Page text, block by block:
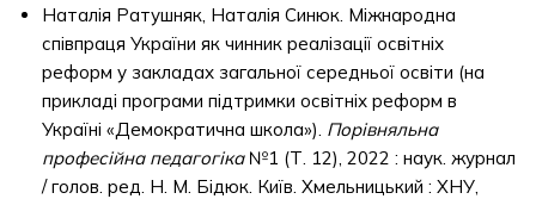
Наталія Ратушняк, Наталія Синюк. Міжнародна
співпраця України як чинник реалізації освітніх
реформ у закладах загальної середньої освіти (на
прикладі програми підтримки освітніх реформ в
Україні «Демократична школа»). Порівняльна
професійна педагогіка№1 (Т. 12), 2022 : наук. журнал
/ голов. ред. Н. М. Бідюк. Київ. Хмельницький : ХНУ,